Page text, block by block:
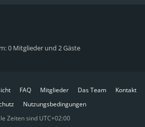
0 Mitglieder und 2 Gäste
FAQ Mitglieder Das Team
Kontakt
Nutzungsbedingungen
Zeiten sind UTC+02:00